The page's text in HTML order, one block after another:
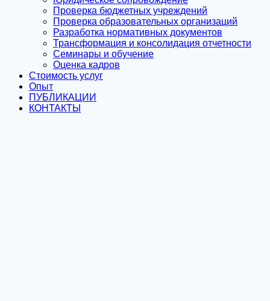
Проверка бюджетных учреждений
Проверка образовательных организаций
Разработка нормативных документов
Трансформация и консолидация отчетности
Семинары и обучение
Оценка кадров
Стоимость услуг
Опыт
ПУБЛИКАЦИИ
КОНТАКТЫ